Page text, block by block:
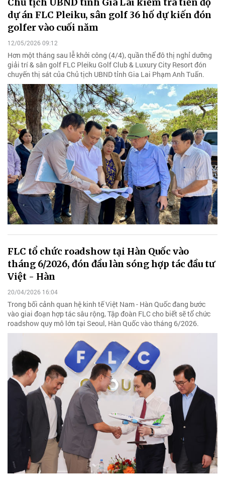
dự án FLC Pleiku, sân golf 36 hố dự kiến đón
golfer vào cuối năm
12/05/2026 09:12
Hơn một tháng sau lễ khởi công (4/4), quần thể đô thị nghỉ dưỡng
giải trí & sân golf FLC Pleiku Golf Club & Luxury City Resort đón
chuyến thị sát của Chủ tịch UBND tỉnh Gia Lai Phạm Anh Tuấn.
FLC tổ chức roadshow tại Hàn Quốc vào
tháng 6/2026, đón đầu làn sóng hợp tác đầu tư
Việt - Hàn
20/04/2026 16:04
Trong bối cảnh quan hệ kinh tế Việt Nam - Hàn Quốc đang bước
vào giai đoạn hợp tác sâu rộng, Tập đoàn FLC cho biết sẽ tổ chức
roadshow quy mô lớn tại Seoul, Hàn Quốc vào tháng 6/2026.